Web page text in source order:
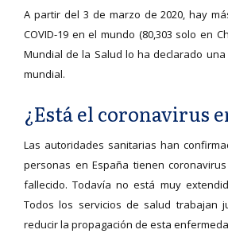
A partir del 3 de marzo de 2020, hay
COVID-19 en el mundo (80,303 solo en
Mundial de la Salud lo ha declarado
mundial.
¿Está el coronavirus
Las autoridades sanitarias han
personas en España tienen
fallecido. Todavía no está muy
Todos los servicios de salud trabajan
reducir la propagación de esta